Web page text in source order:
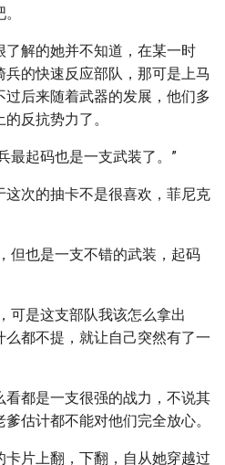
解的她并不知道，在某一时
的快速反应部队，那可是上马
后来随着武器的发展，他们多
反抗势力了。
最起码也是一支武装了。”
次的抽卡不是很喜欢，菲尼克
但也是一支不错的武装，起码
可是这支部队我该怎么拿出
都不提，就让自己突然有了一
都是一支很强的战力，不说其
估计都不能对他们完全放心。
片上翻，下翻，自从她穿越过